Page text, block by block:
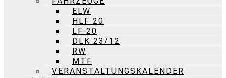
ELW
HLF 20
LF 20
DLK 23/12
RW
MTF
VERANSTALTUNGSKALENDER